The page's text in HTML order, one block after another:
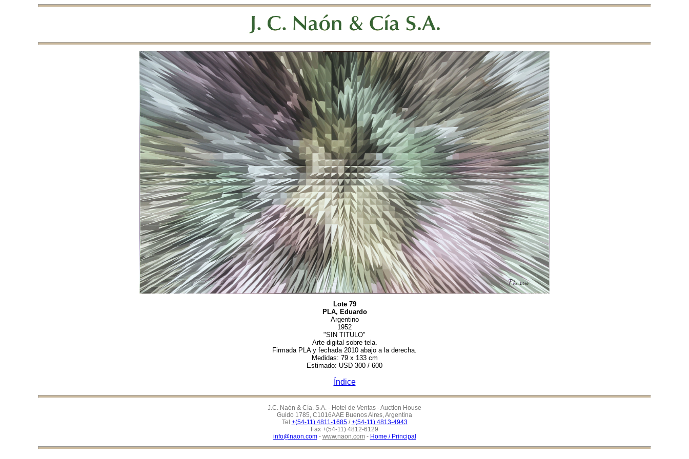
Lote 79
PLA, Eduardo
Argentino
1952
"SIN TITULO"
Arte digital sobre tela.
Firmada PLA y fechada 2010 abajo a la derecha.
Medidas: 79 x 133 cm
Estimado: USD 300 / 600
Índice
J.C. Naón & Cía. S.A. - Hotel de Ventas - Auction House
Guido 1785, C1016AAE Buenos Aires, Argentina
Tel +(54-11) 4811-1685/+(54-11) 4813-4943
Fax +(54-11) 4812-6129
info@naon.com- www.naon.com- Home / Principal